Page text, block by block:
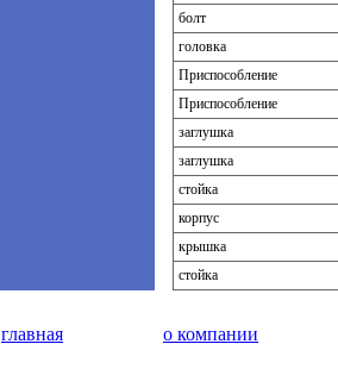
болт
головка
Приспособление
Приспособление
заглушка
заглушка
стойка
корпус
крышка
стойка
главная о компании